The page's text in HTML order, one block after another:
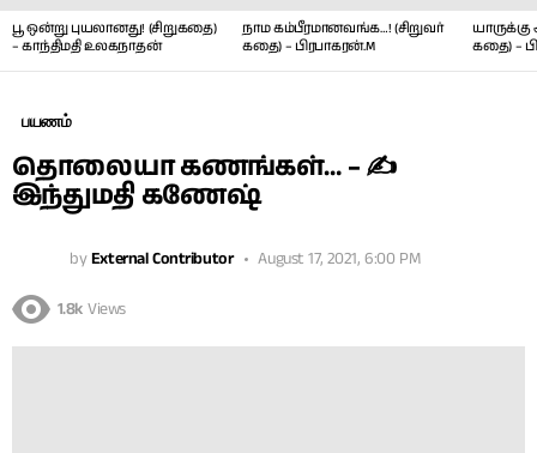
பூ ஒன்று புயலானது! (சிறுகதை)
– காந்திமதி உலகநாதன்
நாம கம்பீரமானவங்க…! (சிறுவர்
கதை) – பிரபாகரன்.M
யாருக்கு
கதை) –
பயணம்
தொலையா கணங்கள்… – ✍
இந்துமதி கணேஷ்
byExternal Contributor August 17, 2021, 6:00 PM
1.8k Views